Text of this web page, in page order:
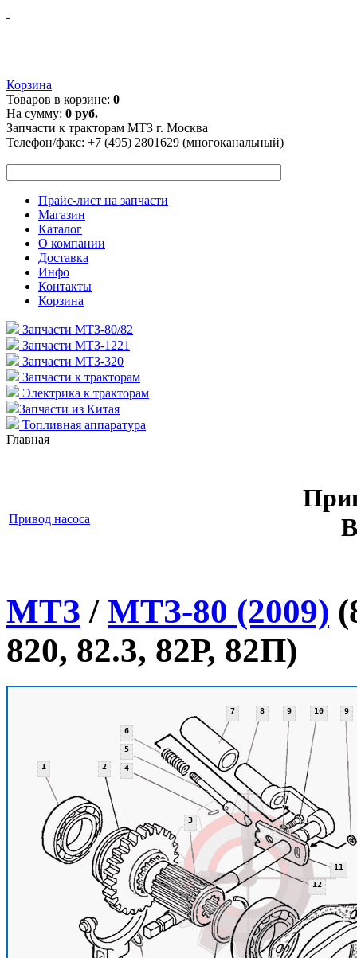
Корзина
Товаров в корзине: 0
На сумму: 0 руб.
Запчасти к тракторам МТЗ г. Москва
Телефон/факс: +7 (495) 2801629 (многоканальный)
Прайс-лист на запчасти
Магазин
Каталог
О компании
Доставка
Инфо
Контакты
Корзина
Запчасти МТЗ-80/82
Запчасти МТЗ-1221
Запчасти МТЗ-320
Запчасти к тракторам
Электрика к тракторам
Запчасти из Китая
Топливная аппаратура
Главная
Привод насоса
МТЗ / МТЗ-80 (2009)
820, 82.3, 82Р, 82П)
1 2
3
4
5
6
7 8
8 9
9 10
11
12